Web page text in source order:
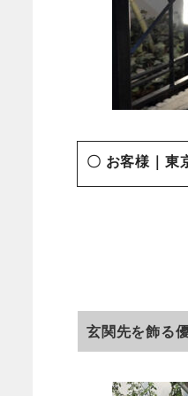
〇 お客様｜東
玄関先を飾る